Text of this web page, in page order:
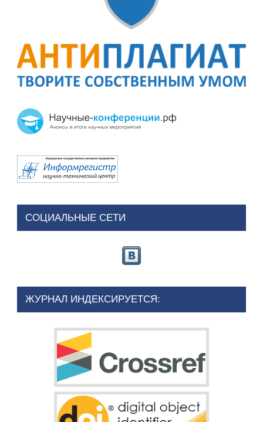
СОЦИАЛЬНЫЕ СЕТИ
ЖУРНАЛ ИНДЕКСИРУЕТСЯ: